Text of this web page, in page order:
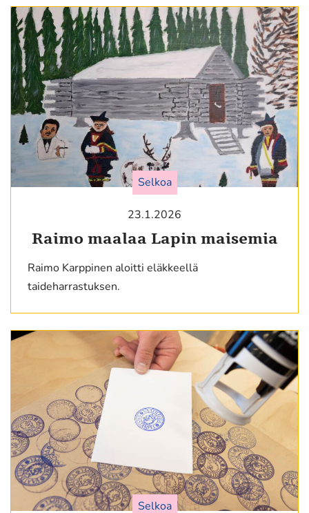
Selkoa
23.1.2026
Raimo maalaa Lapin maisemia
Raimo Karppinen aloitti eläkkeellä
taideharrastuksen.
Selkoa